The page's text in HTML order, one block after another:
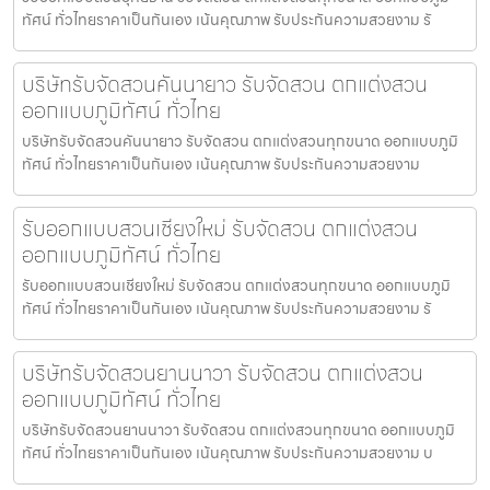
ทัศน์ ทั่วไทยราคาเป็นกันเอง เน้นคุณภาพ รับประกันความสวยงาม รั
บริษัทรับจัดสวนคันนายาว รับจัดสวน ตกแต่งสวน
ออกแบบภูมิทัศน์ ทั่วไทย
บริษัทรับจัดสวนคันนายาว รับจัดสวน ตกแต่งสวนทุกขนาด ออกแบบภูมิ
ทัศน์ ทั่วไทยราคาเป็นกันเอง เน้นคุณภาพ รับประกันความสวยงาม
รับออกแบบสวนเชียงใหม่ รับจัดสวน ตกแต่งสวน
ออกแบบภูมิทัศน์ ทั่วไทย
รับออกแบบสวนเชียงใหม่ รับจัดสวน ตกแต่งสวนทุกขนาด ออกแบบภูมิ
ทัศน์ ทั่วไทยราคาเป็นกันเอง เน้นคุณภาพ รับประกันความสวยงาม รั
บริษัทรับจัดสวนยานนาวา รับจัดสวน ตกแต่งสวน
ออกแบบภูมิทัศน์ ทั่วไทย
บริษัทรับจัดสวนยานนาวา รับจัดสวน ตกแต่งสวนทุกขนาด ออกแบบภูมิ
ทัศน์ ทั่วไทยราคาเป็นกันเอง เน้นคุณภาพ รับประกันความสวยงาม บ